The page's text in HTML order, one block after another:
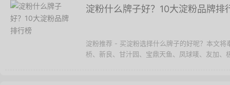
淀粉什么牌子好？10大淀粉品牌排
淀粉推荐 - 买淀粉选择什么牌子的好呢？本文
桥、新良、甘汁园、宝鼎天鱼、凤球唛、友加、